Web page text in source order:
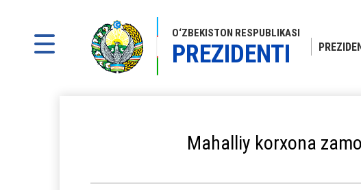
O‘ZBEKISTON RESPUBLIKASI
PREZIDENTI
Mahalliy korxona